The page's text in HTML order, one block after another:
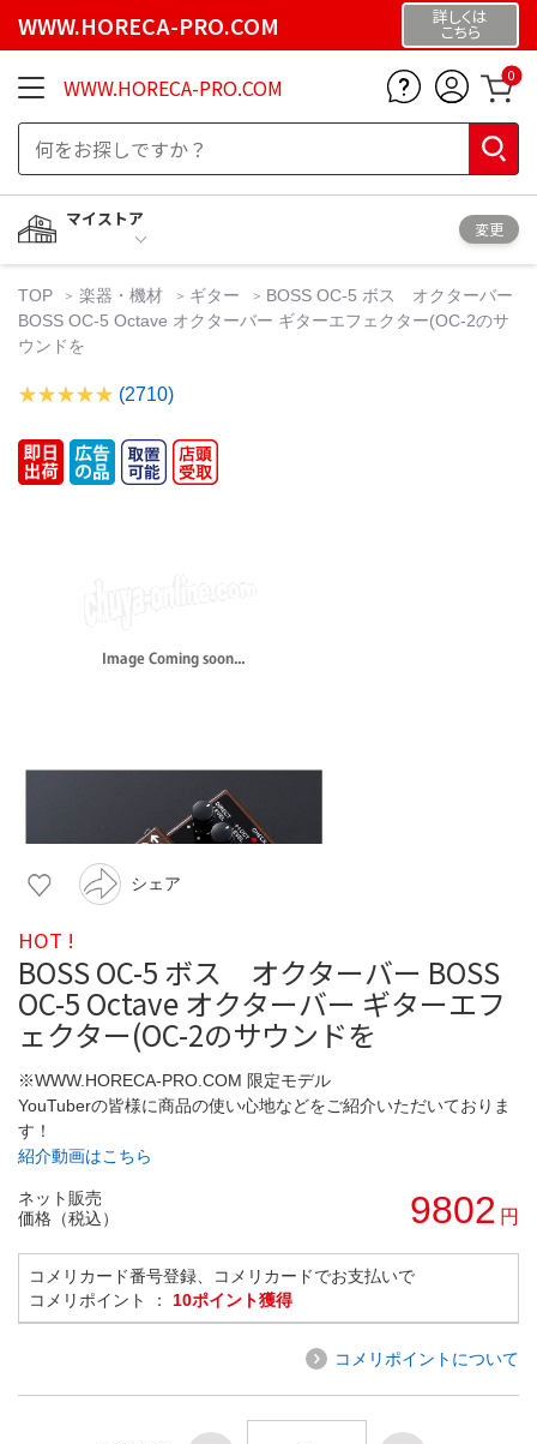
WWW.HORECA-PRO.COM 詳しくは
こちら
WWW.HORECA-PRO.COM 0
マイストア
変更
TOP 楽器・機材 ギター
BOSS OC-5 ボス オクターバー
BOSS OC-5 Octave オクターバー ギターエフェクター(OC-2のサ
ウンドを
(2710)
シェア
HOT !
BOSS OC-5 ボス オクターバー BOSS
OC-5 Octave オクターバー ギターエフ
ェクター(OC-2のサウンドを
※WWW.HORECA-PRO.COM 限定モデル
YouTuberの皆様に商品の使い心地などをご紹介いただいておりま
す！
紹介動画はこちら
ネット販売
価格（税込）
9802 円
コメリカード番号登録、コメリカードでお支払いで
コメリポイント ： 10ポイント獲得
コメリポイントについて